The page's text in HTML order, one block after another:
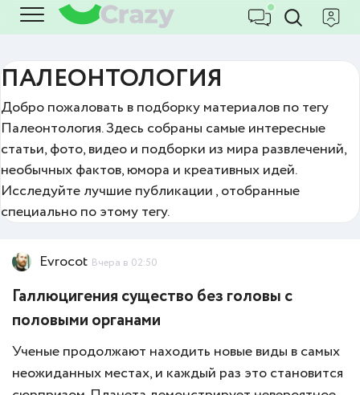
ПАЛЕОНТОЛОГИЯ
Добро пожаловать в подборку материалов по тегу
Палеонтология. Здесь собраны самые интересные
статьи, фото, видео и подборки из мира развлечений,
необычных фактов, юмора и креативных идей.
Исследуйте лучшие публикации , отобранные
специально по этому тегу.
Evrocot Вчера в 02:50
Галлюцигения существо без головы с
половыми органами
Ученые продолжают находить новые виды в самых
неожиданных местах, и каждый раз это становится